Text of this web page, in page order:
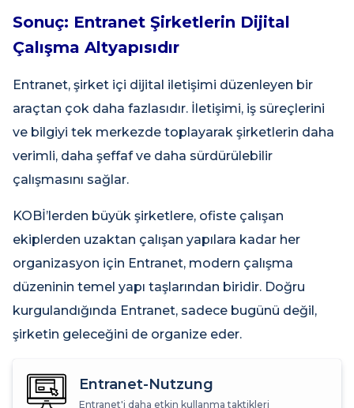
Sonuç: Entranet Şirketlerin Dijital
Çalışma Altyapısıdır
Entranet, şirket içi dijital iletişimi düzenleyen bir
araçtan çok daha fazlasıdır. İletişimi, iş süreçlerini
ve bilgiyi tek merkezde toplayarak şirketlerin daha
verimli, daha şeffaf ve daha sürdürülebilir
çalışmasını sağlar.
KOBİ’lerden büyük şirketlere, ofiste çalışan
ekiplerden uzaktan çalışan yapılara kadar her
organizasyon için Entranet, modern çalışma
düzeninin temel yapı taşlarından biridir. Doğru
kurgulandığında Entranet, sadece bugünü değil,
şirketin geleceğini de organize eder.
Entranet-Nutzung
Entranet'i daha etkin kullanma taktikleri